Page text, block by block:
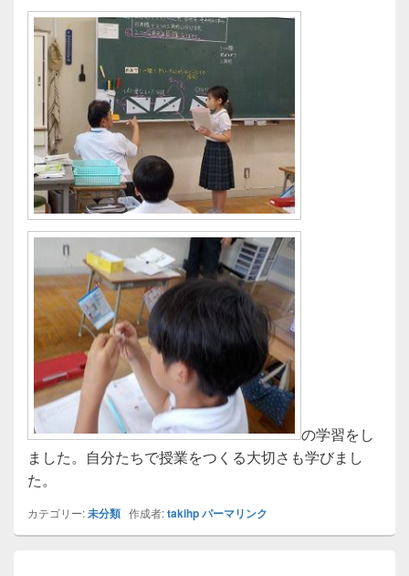
の学習をし
ました。自分たちで授業をつくる大切さも学びまし
た。
カテゴリー:未分類 作成者:takihpパーマリンク